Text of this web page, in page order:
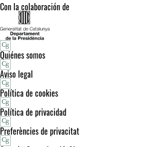
Con la colaboración de
Quiénes somos
Aviso legal
Política de cookies
Política de privacidad
Preferències de privacitat